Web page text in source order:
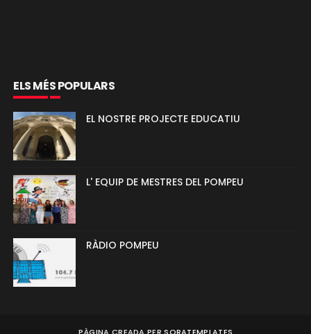
ELS MÉS POPULARS
EL NOSTRE PROJECTE EDUCATIU
L' EQUIP DE MESTRES DEL POMPEU
RÀDIO POMPEU